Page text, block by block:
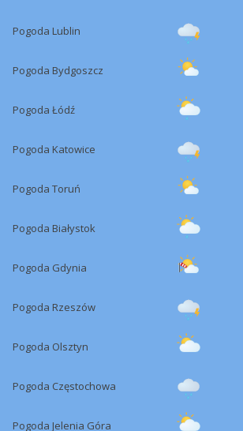
Pogoda Lublin
Pogoda Bydgoszcz
Pogoda Łódź
Pogoda Katowice
Pogoda Toruń
Pogoda Białystok
Pogoda Gdynia
Pogoda Rzeszów
Pogoda Olsztyn
Pogoda Częstochowa
Pogoda Jelenia Góra